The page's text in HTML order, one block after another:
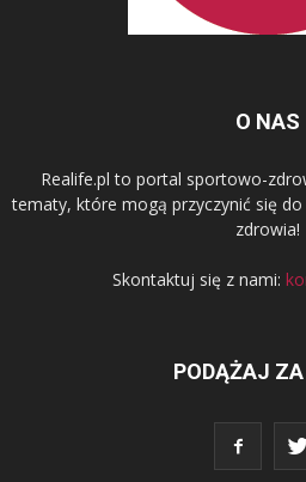
O NAS
Realife.pl to portal sportowo-
tematy, które mogą przyczynić się
zdrowia!
Skontaktuj się z nami:
PODĄŻAJ